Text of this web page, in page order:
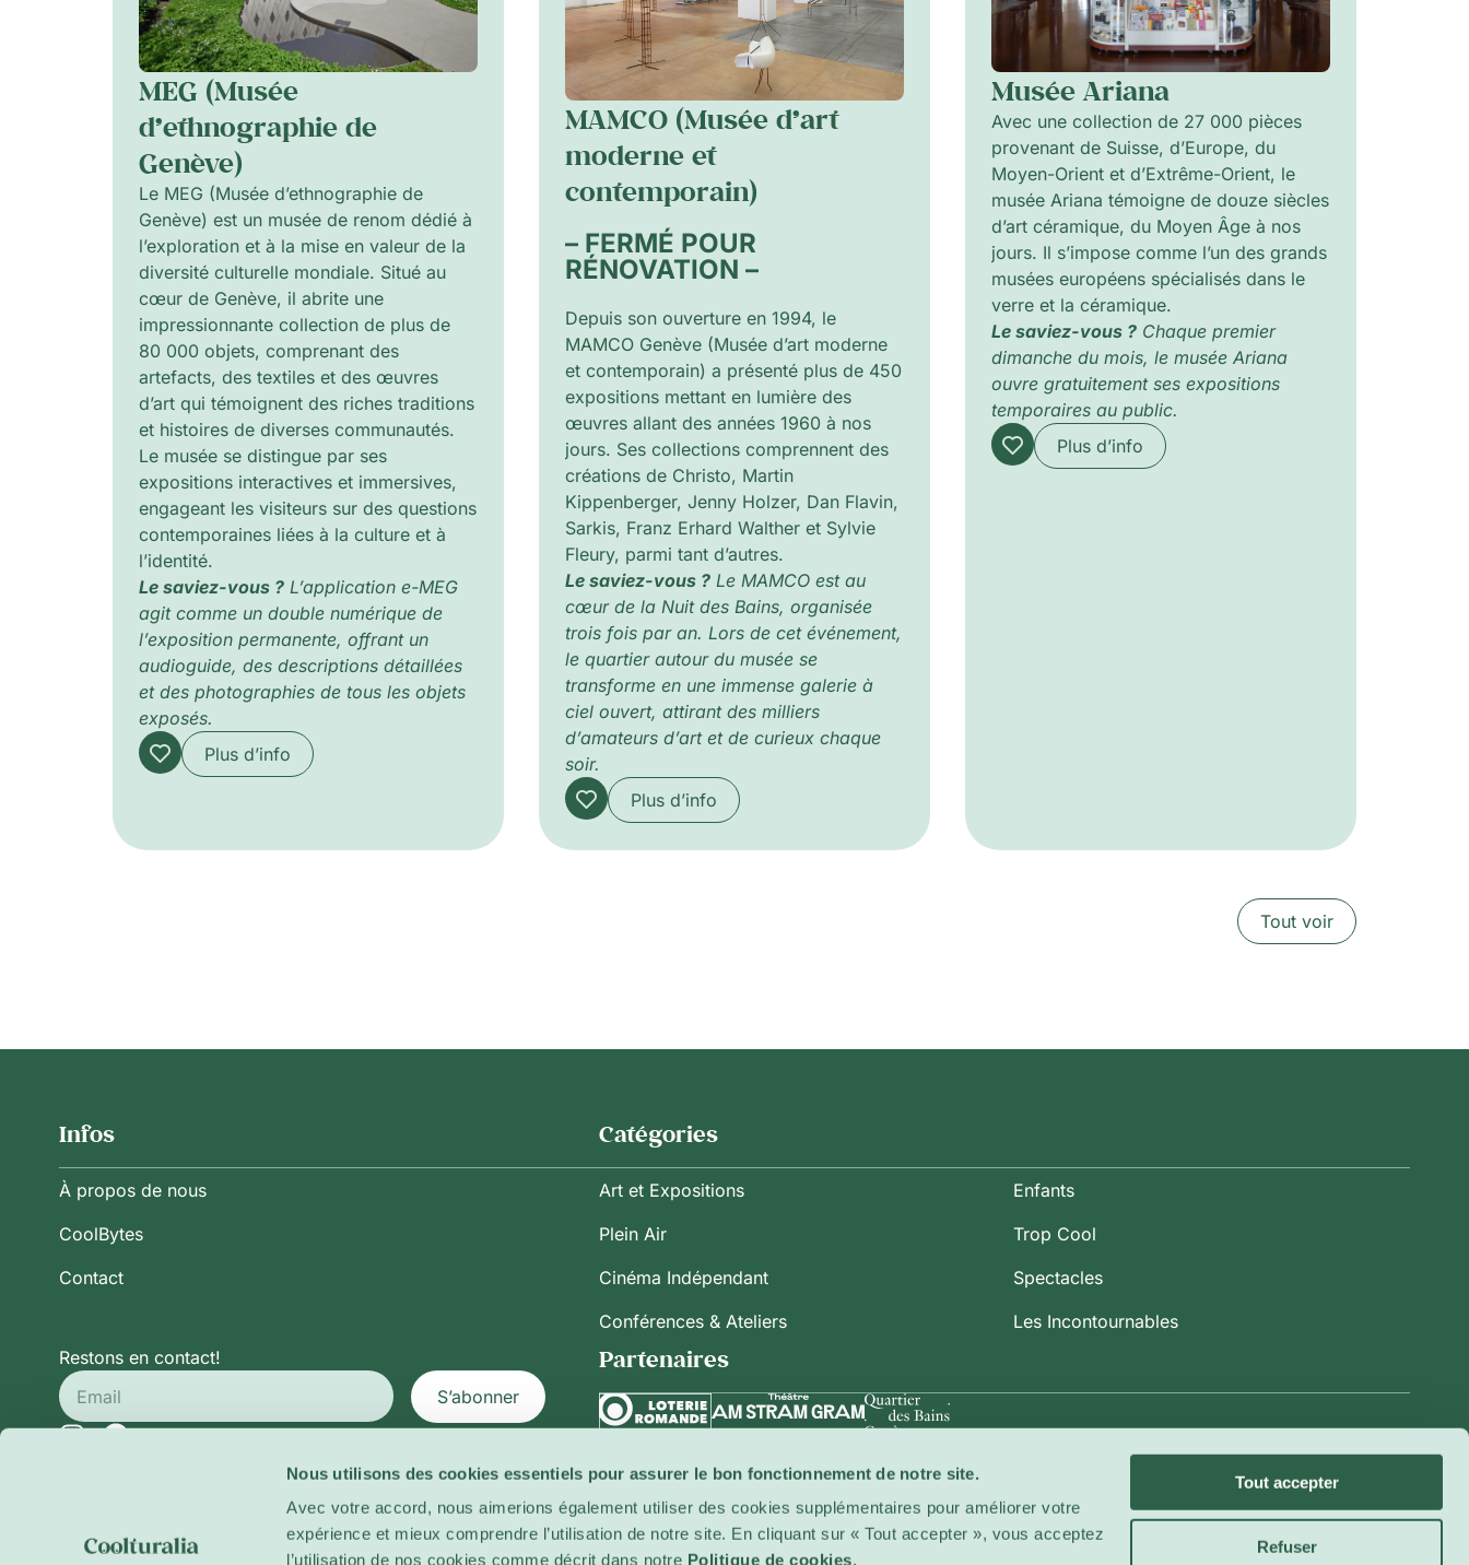
Nous utilisons des cookies essentiels pour assurer le bon fonctionnement de notre site.
Avec votre accord, nous aimerions également utiliser des cookies supplémentaires pour améliorer votre
expérience et mieux comprendre l’utilisation de notre site. En cliquant sur « Tout accepter », vous acceptez
l’utilisation de nos cookies comme décrit dans notre Politique de cookies.
Tout accepter
Refuser
MEG (Musée
d’ethnographie de
Genève)
Le MEG (Musée d’ethnographie de
Genève) est un musée de renom dédié à
l’exploration et à la mise en valeur de la
diversité culturelle mondiale. Situé au
cœur de Genève, il abrite une
impressionnante collection de plus de
80 000 objets, comprenant des
artefacts, des textiles et des œuvres
d’art qui témoignent des riches traditions
et histoires de diverses communautés.
Le musée se distingue par ses
expositions interactives et immersives,
engageant les visiteurs sur des questions
contemporaines liées à la culture et à
l’identité.
Le saviez-vous ? L’application e-MEG
agit comme un double numérique de
l’exposition permanente, offrant un
audioguide, des descriptions détaillées
et des photographies de tous les objets
exposés.
Plus d’info
MAMCO (Musée d’art
moderne et
contemporain)
– FERMÉ POUR
RÉNOVATION –
Depuis son ouverture en 1994, le
MAMCO Genève (Musée d’art moderne
et contemporain) a présenté plus de 450
expositions mettant en lumière des
œuvres allant des années 1960 à nos
jours. Ses collections comprennent des
créations de Christo, Martin
Kippenberger, Jenny Holzer, Dan Flavin,
Sarkis, Franz Erhard Walther et Sylvie
Fleury, parmi tant d’autres.
Le saviez-vous ? Le MAMCO est au
cœur de la Nuit des Bains, organisée
trois fois par an. Lors de cet événement,
le quartier autour du musée se
transforme en une immense galerie à
ciel ouvert, attirant des milliers
d’amateurs d’art et de curieux chaque
soir.
Plus d’info
Musée Ariana
Avec une collection de 27 000 pièces
provenant de Suisse, d’Europe, du
Moyen-Orient et d’Extrême-Orient, le
musée Ariana témoigne de douze siècles
d’art céramique, du Moyen Âge à nos
jours. Il s’impose comme l’un des grands
musées européens spécialisés dans le
verre et la céramique.
Le saviez-vous ?Chaque premier
dimanche du mois, le musée Ariana
ouvre gratuitement ses expositions
temporaires au public.
Plus d’info
Tout voir
Infos
À propos de nous
CoolBytes
Contact
Catégories
Art et Expositions
Plein Air
Cinéma Indépendant
Conférences & Ateliers
Enfants
Trop Cool
Spectacles
Les Incontournables
Restons en contact!
S’abonner
Partenaires